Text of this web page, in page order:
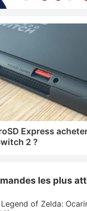
Express
2 ?
les plus
of Zelda: